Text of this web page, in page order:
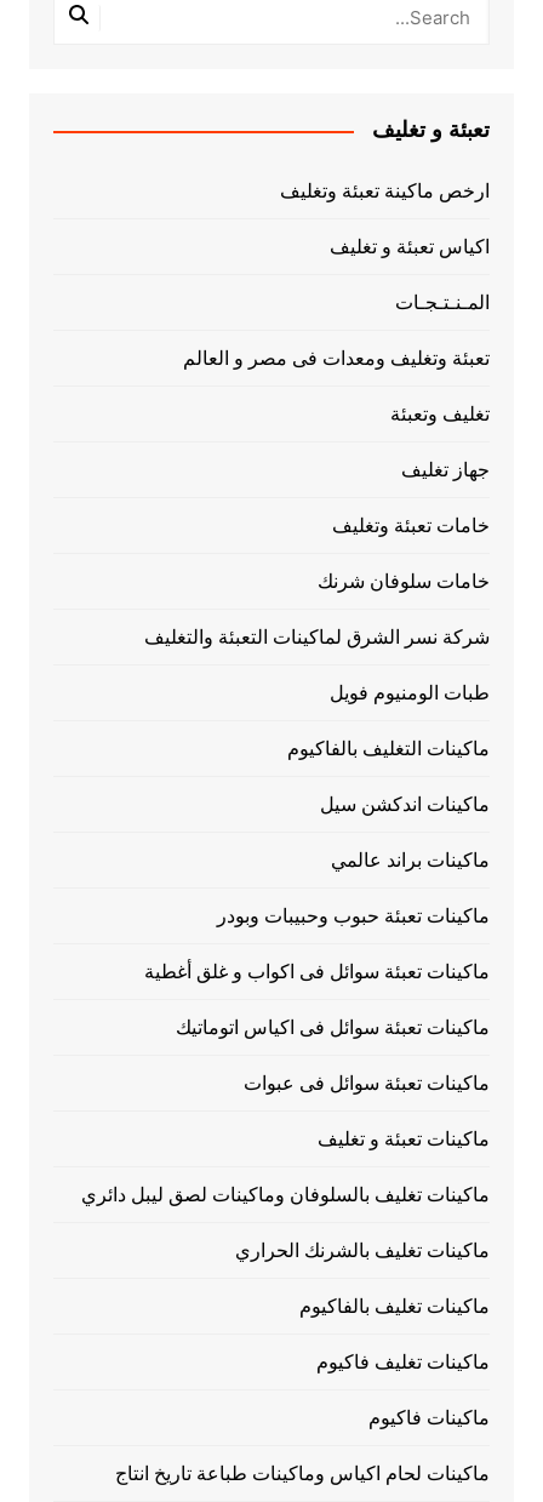
تعبئة و تغليف
ارخص ماكينة تعبئة وتغليف
اكياس تعبئة و تغليف
المـنـتـجـات
تعبئة وتغليف ومعدات فى مصر و العالم
تغليف وتعبئة
جهاز تغليف
خامات تعبئة وتغليف
خامات سلوفان شرنك
شركة نسر الشرق لماكينات التعبئة والتغليف
طبات الومنيوم فويل
ماكينات التغليف بالفاكيوم
ماكينات اندكشن سيل
ماكينات براند عالمي
ماكينات تعبئة حبوب وحبيبات وبودر
ماكينات تعبئة سوائل فى اكواب و غلق أغطية
ماكينات تعبئة سوائل فى اكياس اتوماتيك
ماكينات تعبئة سوائل فى عبوات
ماكينات تعبئة و تغليف
ماكينات تغليف بالسلوفان وماكينات لصق ليبل دائري
ماكينات تغليف بالشرنك الحراري
ماكينات تغليف بالفاكيوم
ماكينات تغليف فاكيوم
ماكينات فاكيوم
ماكينات لحام اكياس وماكينات طباعة تاريخ انتاج